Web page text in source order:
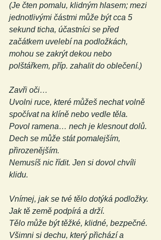
(Je čten pomalu, klidným hlasem; mezi
jednotlivými částmi může být cca 5
sekund ticha, účastníci se před
začátkem uvelebí na podložkách,
mohou se zakrýt dekou nebo
polštářkem, příp. zahalit do oblečení.)
Zavři oči…
Uvolni ruce, které můžeš nechat volně
spočívat na klíně nebo vedle těla.
Povol ramena… nech je klesnout dolů.
Dech se může stát pomalejším,
přirozenějším.
Nemusíš nic řídit. Jen si dovol chvíli
klidu.
Vnímej, jak se tvé tělo dotýká podložky.
Jak tě země podpírá a drží.
Tělo může být těžké, klidné, bezpečné.
Všimni si dechu, který přichází a